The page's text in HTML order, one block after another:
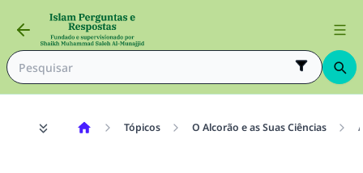
Tópicos O Alcorão e as Suas Ciências